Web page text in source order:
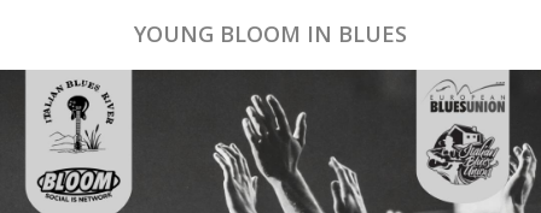
YOUNG BLOOM IN BLUES